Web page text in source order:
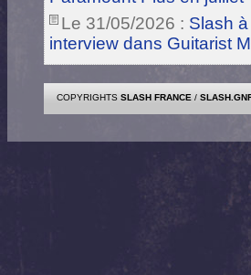
Le 31/05/2026 : Slash
interview dans Guitarist
COPYRIGHTS SLASH FRANCE /